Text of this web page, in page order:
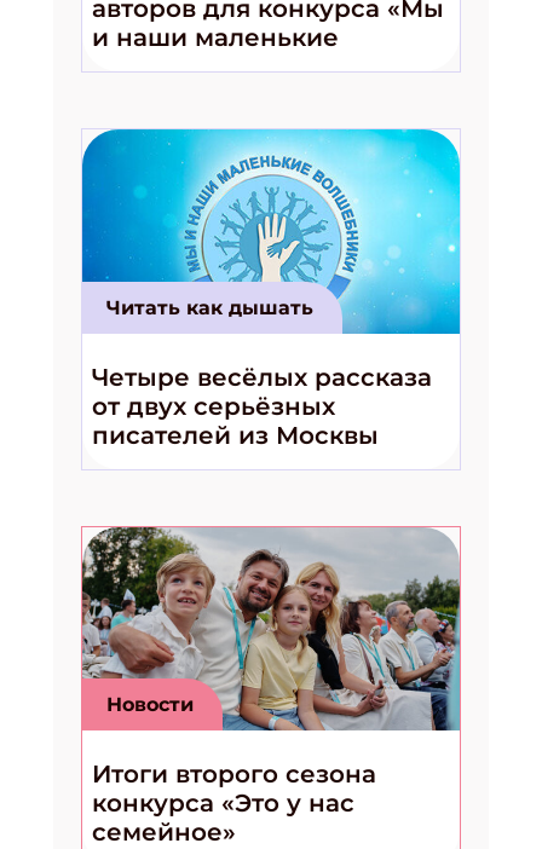
авторов для конкурса «Мы
и наши маленькие
волшебники!»
Читать как дышать
Четыре весёлых рассказа
от двух серьёзных
писателей из Москвы
Новости
Итоги второго сезона
конкурса «Это у нас
семейное»